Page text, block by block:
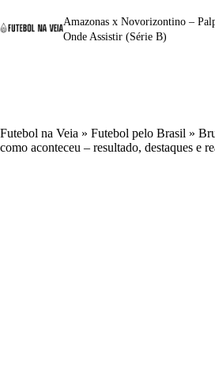
Amazonas x Novorizontino –
Onde Assistir (Série B)
Futebol na Veia » Futebol pelo Brasil »
como aconteceu – resultado, destaques e